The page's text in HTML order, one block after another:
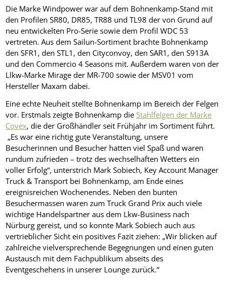
Die Marke Windpower war auf dem Bohnenkamp-Stand mit
den Profilen SR80, DR85, TR88 und TL98 der von Grund auf
neu entwickelten Pro-Serie sowie dem Profil WDC 53
vertreten. Aus dem Sailun-Sortiment brachte Bohnenkamp
den SFR1, den STL1, den Cityconvoy, den SAR1, den S913A
und den Commercio 4 Seasons mit. Außerdem waren von der
Llkw-Marke Mirage der MR-700 sowie der MSV01 vom
Hersteller Maxam dabei.
Eine echte Neuheit stellte Bohnenkamp im Bereich der Felgen
vor. Erstmals zeigte Bohnenkamp die Stahlfelgen der Marke
Covex, die der Großhändler seit Frühjahr im Sortiment führt.
„Es war eine richtig gute Veranstaltung, unsere
Besucherinnen und Besucher hatten viel Spaß und waren
rundum zufrieden – trotz des wechselhaften Wetters ein
voller Erfolg“, unterstrich Mark Sobiech, Key Account Manager
Truck & Transport bei Bohnenkamp, am Ende eines
ereignisreichen Wochenendes. Neben den bunten
Besuchermassen waren zum Truck Grand Prix auch viele
wichtige Handelspartner aus dem Lkw-Business nach
Nürburg gereist, und so konnte Mark Sobiech auch aus
vertrieblicher Sicht ein positives Fazit ziehen: „Wir blicken auf
zahlreiche vielversprechende Begegnungen und einen guten
Austausch mit dem Fachpublikum abseits des
Eventgeschehens in unserer Lounge zurück.“